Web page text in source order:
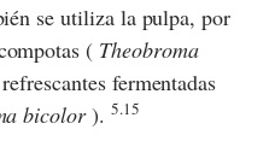
se utiliza la pulpa, por
( Theobroma
fermentadas
bicolor). 5.15